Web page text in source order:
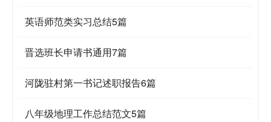
英语师范类实习总结5篇
晋选班长申请书通用7篇
河陇驻村第一书记述职报告6篇
八年级地理工作总结范文5篇